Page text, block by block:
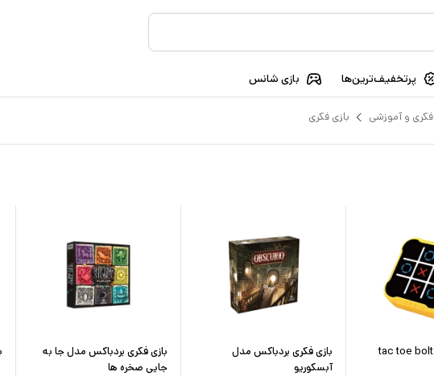
پرتخفیف‌ترین‌ها بازی شانس
فکری و آموزشی بازی فکری
بازی فکری بردباکس مدل
آبسکوریو
بازی فکری بردباکس مدل جا به
جایی صخره ها